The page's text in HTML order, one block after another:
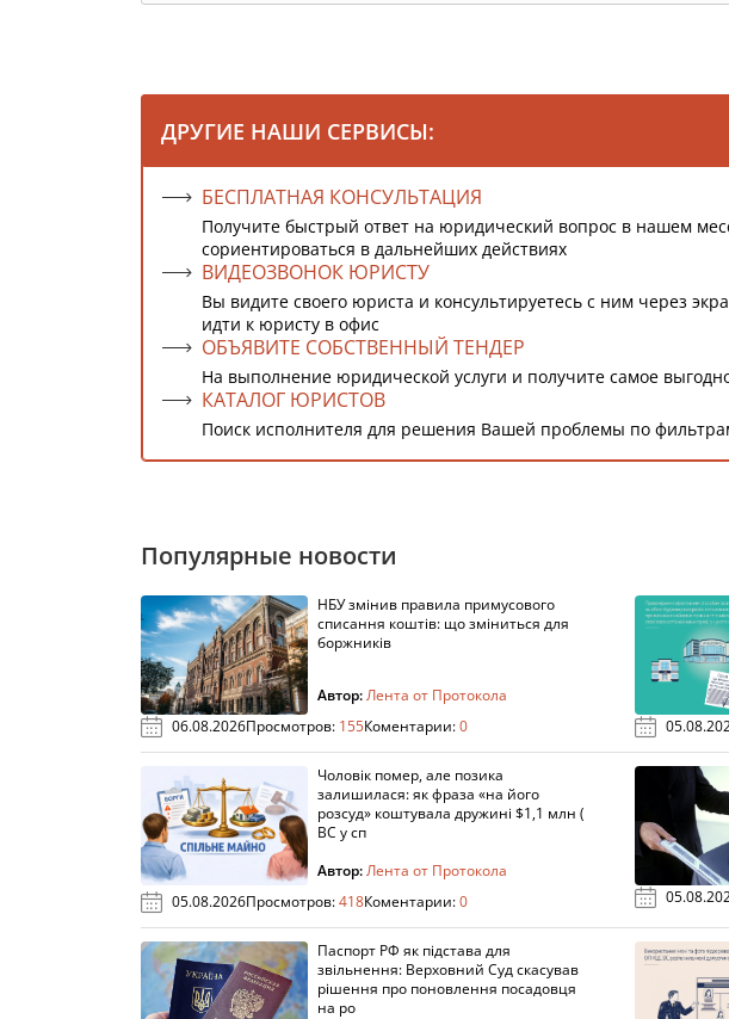
ДРУГИЕ НАШИ СЕРВИСЫ:
БЕСПЛАТНАЯ КОНСУЛЬТАЦИЯ
Получите быстрый ответ на юридический вопрос в нашем
сориентироваться в дальнейших действиях
ВИДЕОЗВОНОК ЮРИСТУ
Вы видите своего юриста и консультируетесь с ним через
идти к юристу в офис
ОБЪЯВИТЕ СОБСТВЕННЫЙ ТЕНДЕР
На выполнение юридической услуги и получите самое
КАТАЛОГ ЮРИСТОВ
Поиск исполнителя для решения Вашей проблемы по
Популярные новости
НБУ змінив правила примусового
списання коштів: що зміниться для
боржників
Автор:Лента от Протокола
06.08.2026Просмотров: 155Коментарии:0
Чоловік помер, але позика
залишилася: як фраза «на його
розсуд» коштувала дружині $1,1 млн (
ВС у сп
Автор:Лента от Протокола
05.08.2026Просмотров:418Коментарии:0
Паспорт РФ як підстава для
звільнення: Верховний Суд скасував
рішення про поновлення посадовця
на ро